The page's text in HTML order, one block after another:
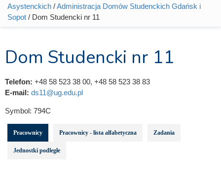
Asystenckich /Administracja Domów Studenckich Gdańsk i
Sopot / Dom Studencki nr 11
Dom Studencki nr 11
Telefon: +48 58 523 38 00, +48 58 523 38 83
E-mail: ds11@ug.edu.pl
Symbol: 794C
Pracownicy Pracownicy - lista alfabetyczna Zadania
Jednostki podległe